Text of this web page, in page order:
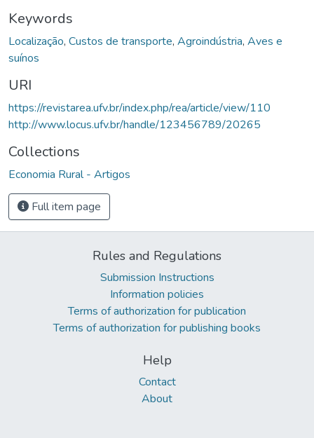
Keywords
Localização, Custos de transporte, Agroindústria, Aves e
suínos
URI
https://revistarea.ufv.br/index.php/rea/article/view/110
http://www.locus.ufv.br/handle/123456789/20265
Collections
Economia Rural - Artigos
Full item page
Rules and Regulations
Submission Instructions
Information policies
Terms of authorization for publication
Terms of authorization for publishing books
Help
Contact
About